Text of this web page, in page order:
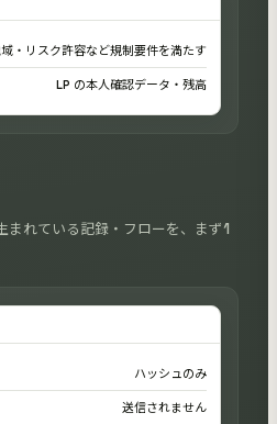
・リスク許容など規制要件を満たす
LP の本人確認データ・残高
まれている記録・フローを、まず1
ハッシュのみ
送信されません